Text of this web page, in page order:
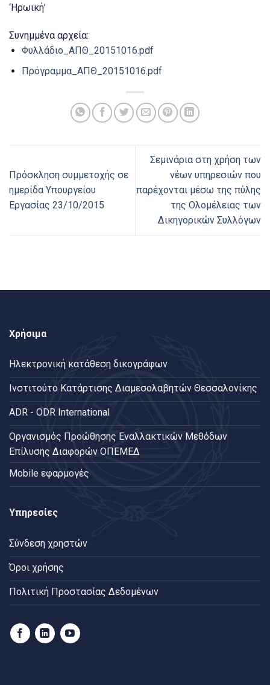
‘Ηρωική’
Συνημμένα αρχεία:
Φυλλάδιο_ΑΠΘ_20151016.pdf
Πρόγραμμα_ΑΠΘ_20151016.pdf
Πρόσκληση συμμετοχής σε
ημερίδα Υπουργείου
Εργασίας 23/10/2015
Σεμινάρια στη χρήση των
νέων υπηρεσιών που
παρέχονται μέσω της πύλης
της Ολομέλειας των
Δικηγορικών Συλλόγων
Χρήσιμα
Ηλεκτρονική κατάθεση δικογράφων
Ινστιτούτο Κατάρτισης Διαμεσολαβητών Θεσσαλονίκης
ADR - ODR International
Oργανισμός Προώθησης Εναλλακτικών Μεθόδων
Επίλυσης Διαφορών ΟΠΕΜΕΔ
Mobile εφαρμογές
Υπηρεσίες
Σύνδεση χρηστών
Όροι χρήσης
Πολιτική Προστασίας Δεδομένων